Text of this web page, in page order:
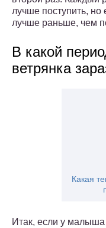
лучше поступить, но
лучше раньше, чем
В какой
ветрянка
Какая
Итак, если у малыша